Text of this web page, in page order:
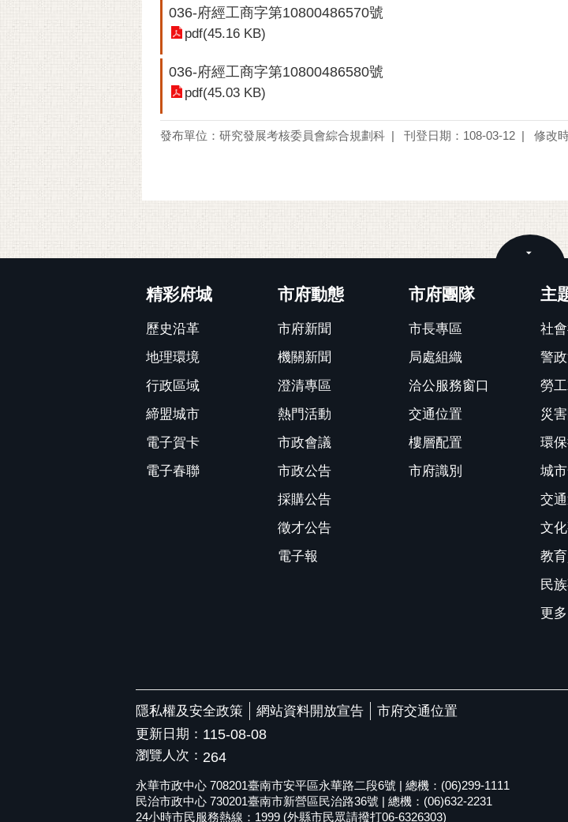
036-府經工商字第10800486570號
pdf(45.16 KB)
036-府經工商字第10800486580號
pdf(45.03 KB)
發布單位：研究發展考核委員會綜合規劃科 刊登日期：108-03-12 修改
精彩府城
歷史沿革
地理環境
行政區域
締盟城市
電子賀卡
電子春聯
市府動態
市府新聞
機關新聞
澄清專區
熱門活動
市政會議
市政公告
採購公告
徵才公告
電子報
市府團隊
市長專區
局處組織
洽公服務窗口
交通位置
樓層配置
市府識別
主
社
警
勞
災
環
城
交
文
教
民
更
隱私權及安全政策 網站資料開放宣告
市府交通位置
更新日期： 115-08-08
瀏覽人次： 264
永華市政中心 708201臺南市安平區永華路二段6號 | 總機：(06)299-1111
民治市政中心 730201臺南市新營區民治路36號 | 總機：(06)632-2231
24小時市民服務熱線：1999 (外縣市民眾請撥打06-6326303)